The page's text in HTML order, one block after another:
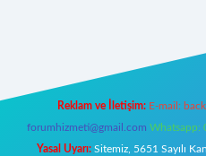
Reklam ve İletişim: E-mail:
forumhizmeti@gmail.com Whatsapp:
Yasal Uyarı: Sitemiz, 5651 Sayılı